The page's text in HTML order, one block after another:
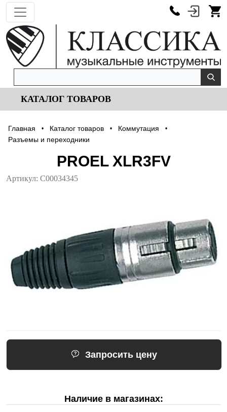
КАТАЛОГ ТОВАРОВ
Главная • Каталог товаров • Коммутация •
Разъемы и переходники
PROEL XLR3FV
Артикул: С00034345
Запросить цену
Наличие в магазинах: